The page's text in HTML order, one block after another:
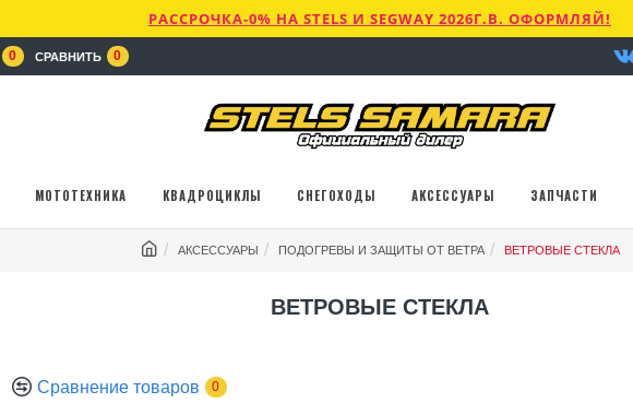
РАССРОЧКА-0% НА STELS И SEGWAY 2026Г.В. ОФОРМЛЯЙ!
0 СРАВНИТЬ 0
МОТОТЕХНИКА КВАДРОЦИКЛЫ СНЕГОХОДЫ АКСЕССУАРЫ ЗАПЧАСТИ
АКСЕССУАРЫ ПОДОГРЕВЫ И ЗАЩИТЫ ОТ ВЕТРА ВЕТРОВЫЕ СТЕКЛА
ВЕТРОВЫЕ СТЕКЛА
Сравнение товаров 0